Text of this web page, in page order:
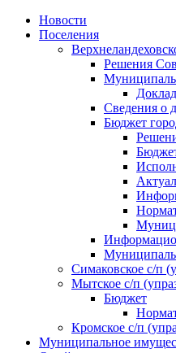
Skip
Новости
Поселения
Решения
Сведения о
Бюджет
Симаковское с/п
Мытское с/п
Бюджет
Кромское с/п
Муниципальное